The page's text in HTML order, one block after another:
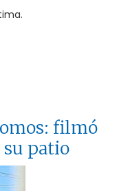
filmó
patio